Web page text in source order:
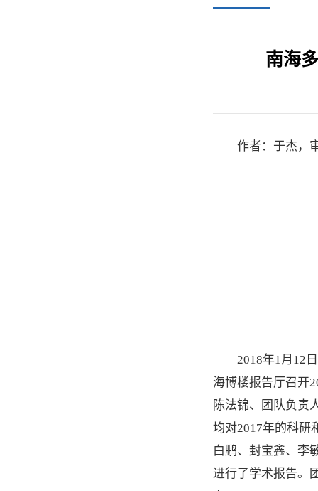
南海
作者：于杰，
2018年1月12
海博楼报告厅召开
陈法锦、团队负责
均对2017年的科研
白鹏、封宝鑫、李
进行了学术报告。